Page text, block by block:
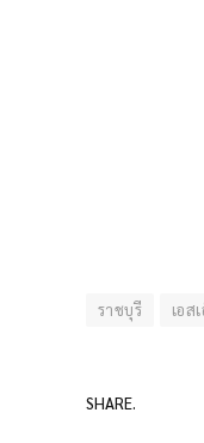
ราชบุรี เอส
SHARE.